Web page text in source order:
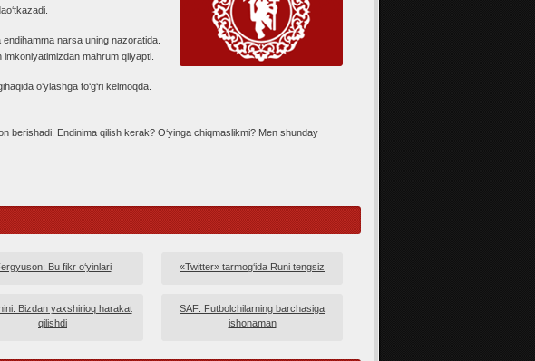
narsa uning nazoratida.
mahrum qilyapti.
o‘ylashga to‘g‘ri kelmoqda.
berishadi. Endinima qilish kerak? O‘yinga chiqmaslikmi? Men shunday
Bu fikr o‘yinlari «Twitter» tarmog‘ida Runi tengsiz
Bizdan yaxshirioq harakat
qilishdi
SAF: Futbolchilarning barchasiga
ishonaman